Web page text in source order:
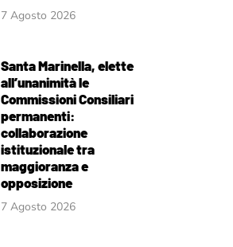
7 Agosto 2026
Santa Marinella, elette
all’unanimità le
Commissioni Consiliari
permanenti:
collaborazione
istituzionale tra
maggioranza e
opposizione
7 Agosto 2026